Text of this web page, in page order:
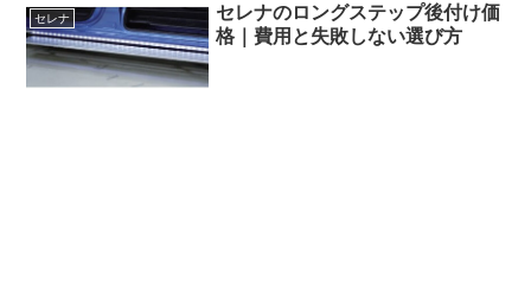
セレナ
セレナのロングステップ後付け価
格｜費用と失敗しない選び方